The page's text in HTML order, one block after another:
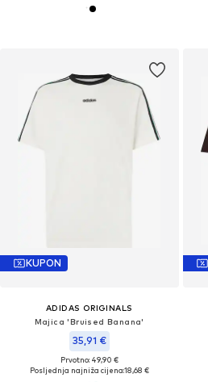
KUPON
ADIDAS ORIGINALS
Majica 'Bruised Banana'
35,91 €
Prvotno: 49,90 €
Posljednja najniža cijena:18,68 €